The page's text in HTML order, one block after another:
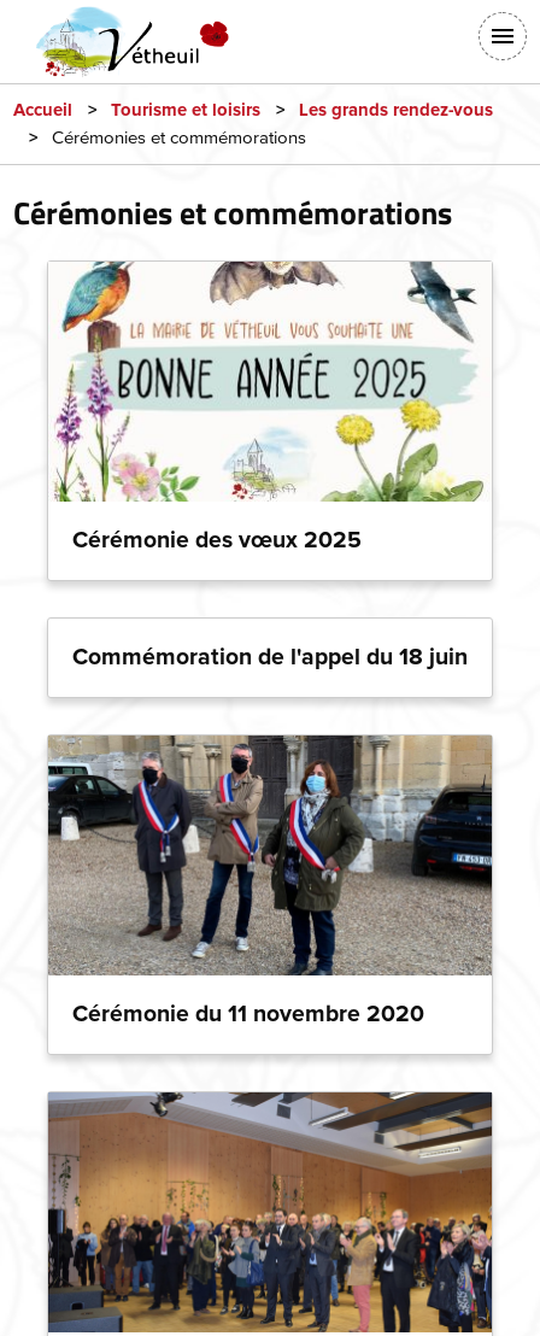
principal
tête
-
Connexion
Accueil Tourisme et loisirs Les grands rendez-vous
Cérémonies et commémorations
Cérémonies et commémorations
Cérémonie des vœux 2025
Commémoration de l'appel du 18 juin
Cérémonie du 11 novembre 2020